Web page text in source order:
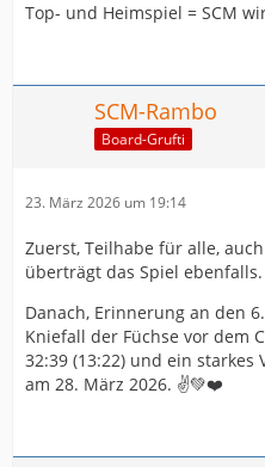
Top- und Heimspiel = SCM
SCM-Rambo
Board-Grufti
23. März 2026 um 19:14
Zuerst, Teilhabe für alle,
überträgt das Spiel ebenfalls.
Danach, Erinnerung an den
Kniefall der Füchse vor dem
32:39 (13:22) und ein
am 28. März 2026. ✌️💚❤️